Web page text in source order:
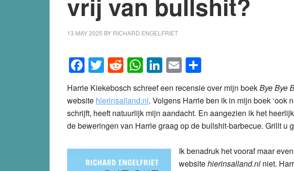
13 MAY 2025 BY RICHARD ENGELFRIET
Facebook
Twitter
Reddit
WhatsApp
LinkedIn
Email
Harrie Kiekebosch schreef een recensie over mijn boekBye Bye
website hierinsalland.nl. Volgens Harrie ben ik in mijn boek ‘ook
schrijft, heeft natuurlijk mijn aandacht. En aangezien ik het
de beweringen van Harrie graag op de bullshit-barbecue. Grillt u
Ik benadruk het vooraf maar
websitehierinsalland.nl niet.